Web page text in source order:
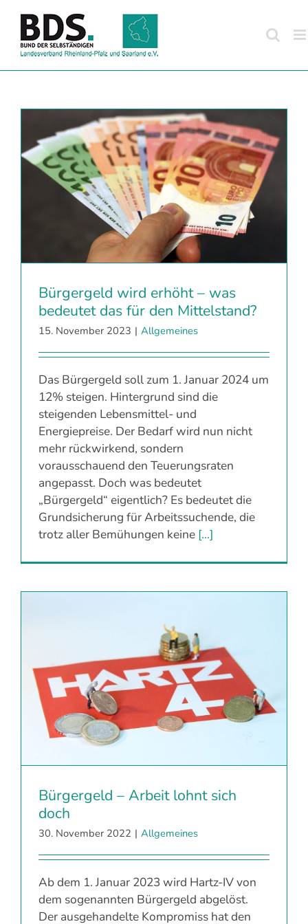
Inhalt
springen
Bürgergeld wird erhöht – was
bedeutet das für den Mittelstand?
15. November 2023 | Allgemeines
Das Bürgergeld soll zum 1. Januar 2024 um
12% steigen. Hintergrund sind die
steigenden Lebensmittel- und
Energiepreise. Der Bedarf wird nun nicht
mehr rückwirkend, sondern
vorausschauend den Teuerungsraten
angepasst. Doch was bedeutet
„Bürgergeld“ eigentlich? Es bedeutet die
Grundsicherung für Arbeitssuchende, die
trotz aller Bemühungen keine [...]
Bürgergeld – Arbeit lohnt sich
doch
30. November 2022 | Allgemeines
Ab dem 1. Januar 2023 wird Hartz-IV von
dem sogenannten Bürgergeld abgelöst.
Der ausgehandelte Kompromiss hat den